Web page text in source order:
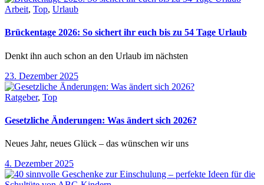
Arbeit, Top, Urlaub
Brückentage 2026: So sichert ihr euch bis zu 54 Tage Urlaub
Denkt ihn auch schon an den Urlaub im nächsten
23. Dezember 2025
Ratgeber, Top
Gesetzliche Änderungen: Was ändert sich 2026?
Neues Jahr, neues Glück – das wünschen wir uns
4. Dezember 2025